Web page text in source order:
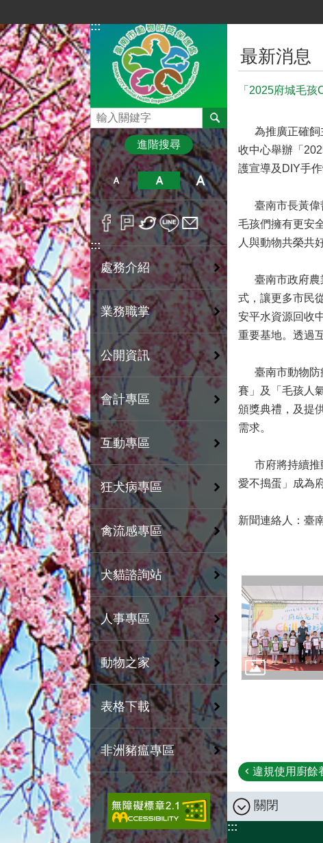
:::
搜尋
進階搜尋
:::
處務介紹
業務職掌
公開資訊
會計專區
互動專區
狂犬病專區
禽流感專區
犬貓諮詢站
人事專區
動物之家
表格下載
非洲豬瘟專區
:::
最新消息
「2025府城毛
為推廣正確飼
收中心舉辦「
護宣導及DIY手
臺南市長黃偉
毛孩們擁有更安
人與動物共榮共
臺南市政府農
式，讓更多市民
安平水資源回收
重要基地。透過
臺南市動物防
賽」及「毛孩人
頒獎典禮，及提
需求。
市府將持續推
愛不搗蛋」成為
新聞連絡人：
違規使用廚餘
關閉
:::